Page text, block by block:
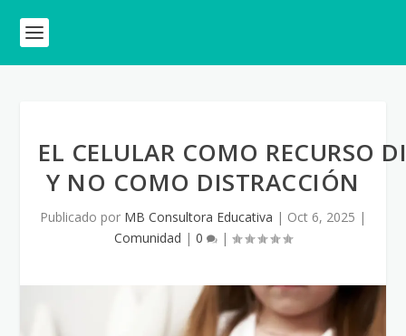
EL CELULAR COMO RECURSO
Y NO COMO DISTRACCIÓN
Publicado por MB Consultora Educativa | Oct 6, 2025 |
Comunidad | 0 |